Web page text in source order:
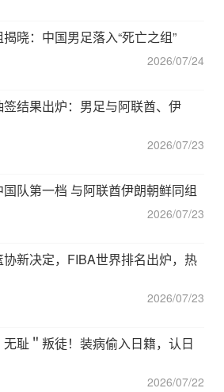
晓：中国男足落入“死亡之组”
2026/07/24
结果出炉：男足与阿联酋、伊
2026/07/23
队第一档 与阿联酋伊朗朝鲜同组
2026/07/23
新决定，FIBA世界排名出炉，热
2026/07/23
耻＂叛徒！装病偷入日籍，认日
2026/07/22